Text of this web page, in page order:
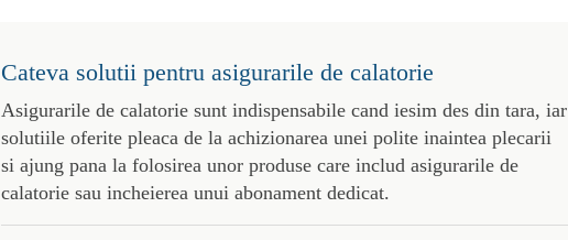
Cateva solutii pentru asigurarile de calatorie
Asigurarile de calatorie sunt indispensabile cand iesim des din tara, iar
solutiile oferite pleaca de la achizionarea unei polite inaintea plecarii
si ajung pana la folosirea unor produse care includ asigurarile de
calatorie sau incheierea unui abonament dedicat.